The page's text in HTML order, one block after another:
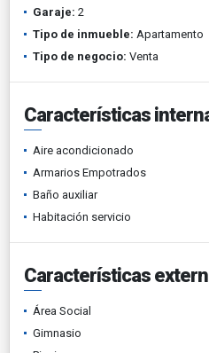
Garaje: 2
Tipo de inmueble: Apartamento
Tipo de negocio: Venta
Características
Aire acondicionado
Armarios Empotrados
Baño auxiliar
Habitación servicio
Características
Área Social
Gimnasio